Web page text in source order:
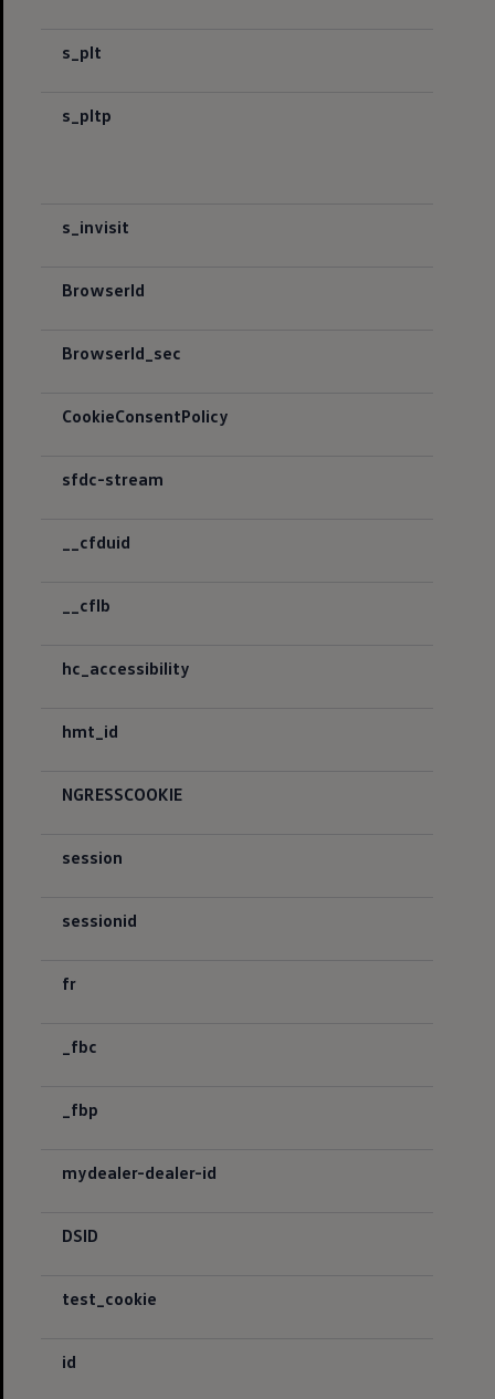
s_plt
s_pltp
s_invisit
BrowserId
BrowserId_sec
CookieConsentPolicy
sfdc-stream
__cfduid
__cflb
hc_accessibility
hmt_id
NGRESSCOOKIE
session
sessionid
fr
_fbc
_fbp
mydealer-dealer-id
DSID
test_cookie
id